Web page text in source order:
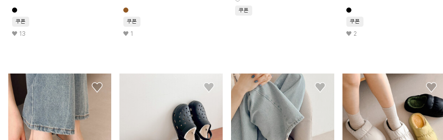
쿠폰
13
쿠폰
1
쿠폰
쿠폰
2